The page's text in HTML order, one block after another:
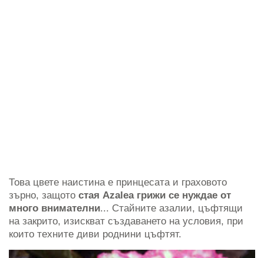
Това цвете наистина е принцесата и граховото
зърно, защото стая Azalea грижи се нуждае от
много внимателни... Стайните азалии, цъфтящи
на закрито, изискват създаването на условия, при
които техните диви роднини цъфтят.